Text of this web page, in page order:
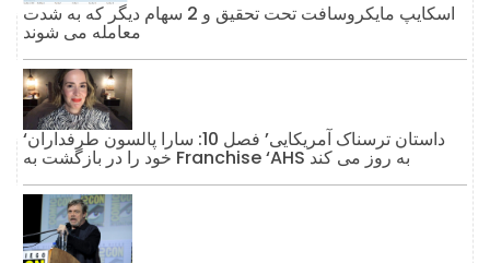
اسکایپ مایکروسافت تحت تحقیق و 2 سهام دیگر که به شدت
معامله می شوند
‘داستان ترسناک آمریکایی’ فصل 10: سارا پالسون طرفداران
خود را در بازگشت به Franchise ‘AHS به روز می کند